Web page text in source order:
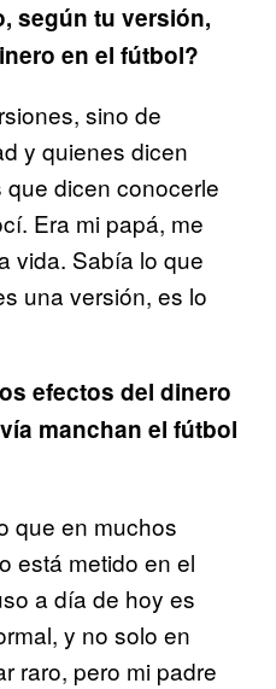
según tu versión,
en el fútbol?
sino de
y quienes dicen
dicen conocerle
Era mi papá, me
vida. Sabía lo que
una versión, es lo
efectos del dinero
manchan el fútbol
que en muchos
está metido en el
a día de hoy es
y no solo en
raro, pero mi padre